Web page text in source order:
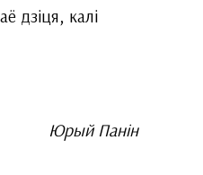
дзіця, калі
Юрый Панін